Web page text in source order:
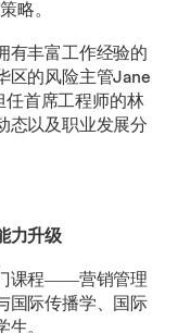
略。
有丰富工作经验的
的风险主管Jane
任首席工程师的林
态以及职业发展分
力升级
课程——营销管理
国际传播学、国际
。